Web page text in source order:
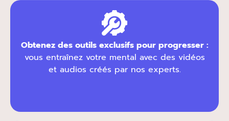
Obtenez des outils exclusifs pour progresser :
vous entraînez votre mental avec des vidéos
et audios créés par nos experts.